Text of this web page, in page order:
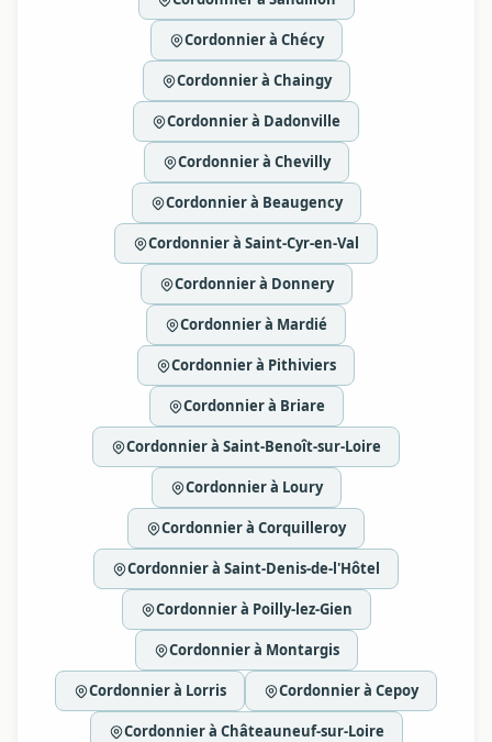
Cordonnier à Chécy
Cordonnier à Chaingy
Cordonnier à Dadonville
Cordonnier à Chevilly
Cordonnier à Beaugency
Cordonnier à Saint-Cyr-en-Val
Cordonnier à Donnery
Cordonnier à Mardié
Cordonnier à Pithiviers
Cordonnier à Briare
Cordonnier à Saint-Benoît-sur-Loire
Cordonnier à Loury
Cordonnier à Corquilleroy
Cordonnier à Saint-Denis-de-l'Hôtel
Cordonnier à Poilly-lez-Gien
Cordonnier à Montargis
Cordonnier à Lorris Cordonnier à Cepoy
Cordonnier à Châteauneuf-sur-Loire